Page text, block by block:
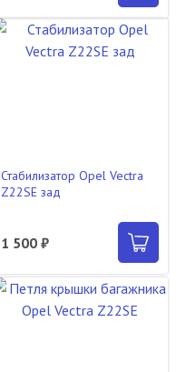
Стабилизатор Opel Vectra
Z22SE зад
1 500 ₽